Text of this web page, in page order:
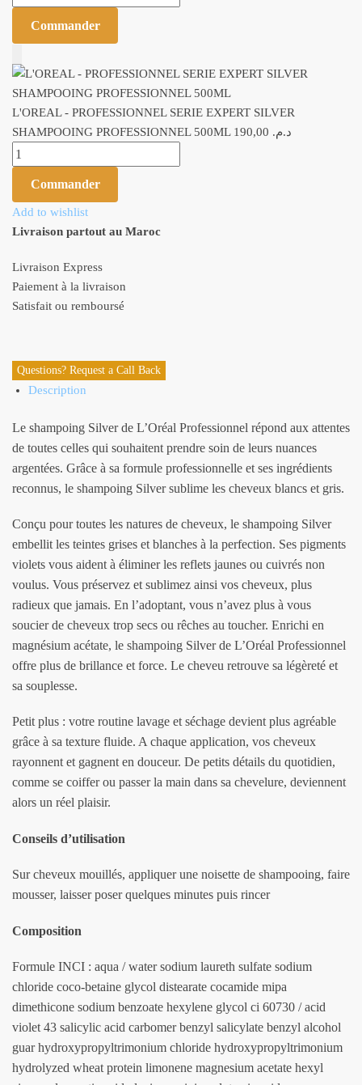
SHAMPOOING PROFESSIONNEL 500ML
Commander
Add to Cart
L'OREAL - PROFESSIONNEL SERIE EXPERT SILVER
SHAMPOOING PROFESSIONNEL 500ML
د.م.
quantité de L'OREAL - PROFESSIONNEL SERIE EXPERT SILVER
SHAMPOOING PROFESSIONNEL 500ML
Commander
Add to wishlist
Livraison partout au Maroc
Livraison Express
Paiement à la livraison
Satisfait ou remboursé
Questions? Request a Call Back
Description
Le shampoing Silver de L’Oréal Professionnel répond aux attentes
de toutes celles qui souhaitent prendre soin de leurs nuances
argentées. Grâce à sa formule professionnelle et ses ingrédients
reconnus, le shampoing Silver sublime les cheveux blancs et gris.
Conçu pour toutes les natures de cheveux, le shampoing Silver
embellit les teintes grises et blanches à la perfection. Ses pigments
violets vous aident à éliminer les reflets jaunes ou cuivrés non
voulus. Vous préservez et sublimez ainsi vos cheveux, plus
radieux que jamais. En l’adoptant, vous n’avez plus à vous
soucier de cheveux trop secs ou rêches au toucher. Enrichi en
magnésium acétate, le shampoing Silver de L’Oréal Professionnel
offre plus de brillance et force. Le cheveu retrouve sa légèreté et
sa souplesse.
Petit plus : votre routine lavage et séchage devient plus agréable
grâce à sa texture fluide. A chaque application, vos cheveux
rayonnent et gagnent en douceur. De petits détails du quotidien,
comme se coiffer ou passer la main dans sa chevelure, deviennent
alors un réel plaisir.
Conseils d’utilisation
Sur cheveux mouillés, appliquer une noisette de shampooing, faire
mousser, laisser poser quelques minutes puis rincer
Composition
Formule INCI : aqua / water sodium laureth sulfate sodium
chloride coco-betaine glycol distearate cocamide mipa
dimethicone sodium benzoate hexylene glycol ci 60730 / acid
violet 43 salicylic acid carbomer benzyl salicylate benzyl alcohol
guar hydroxypropyltrimonium chloride hydroxypropyltrimonium
hydrolyzed wheat protein limonene magnesium acetate hexyl